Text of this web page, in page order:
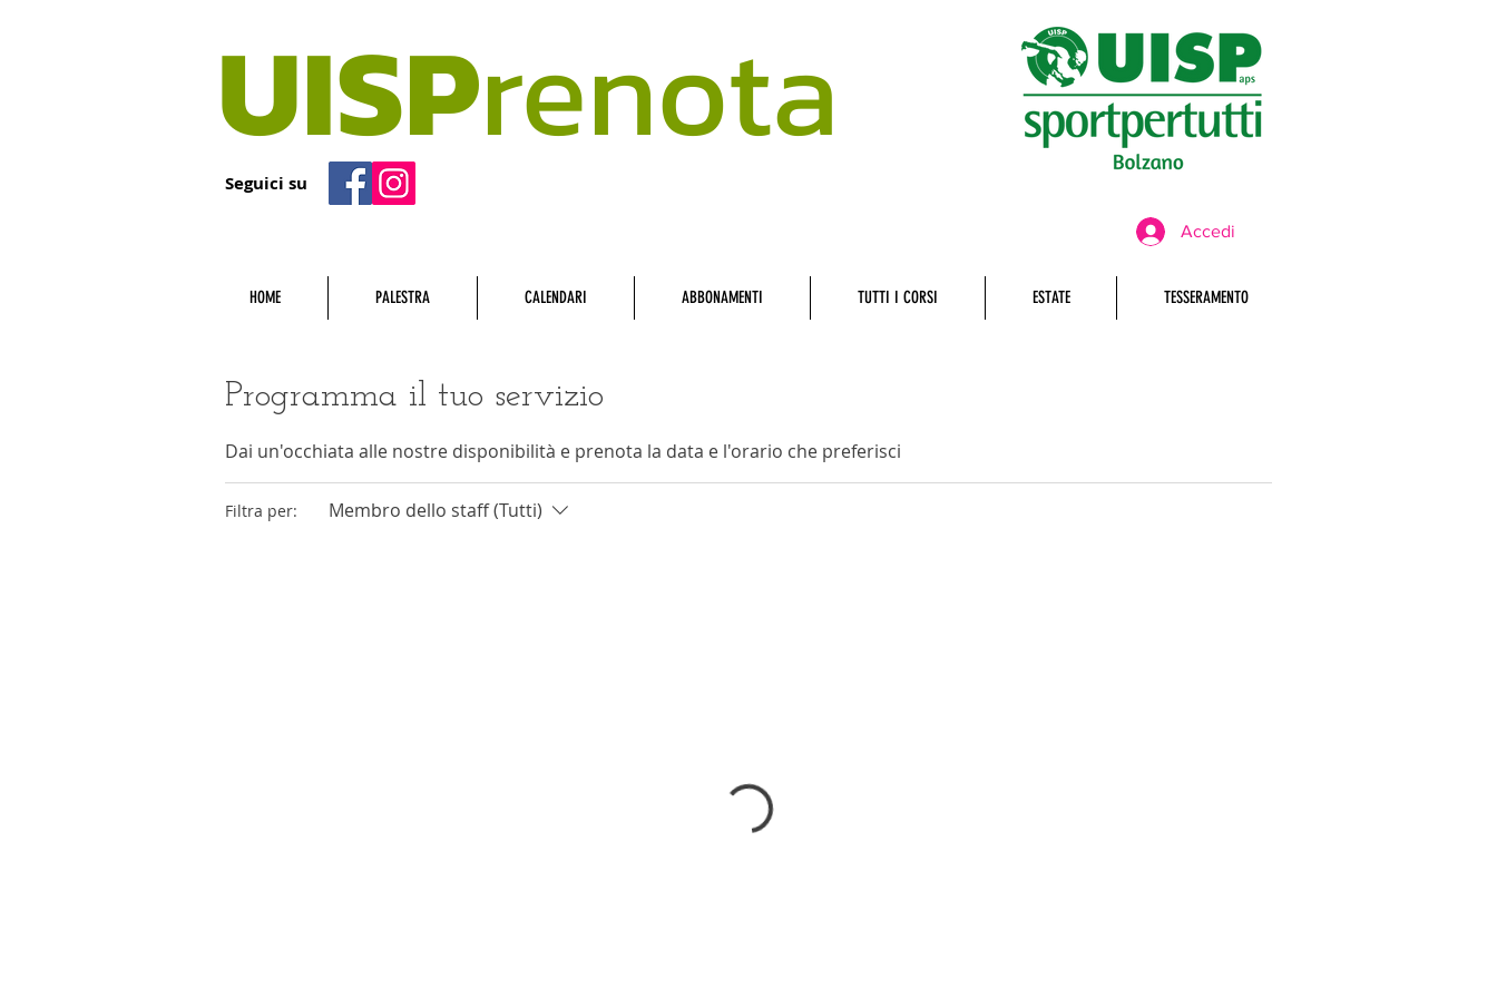
UISPrenota
Seguici su
Accedi
HOME PALESTRA CALENDARI ABBONAMENTI TUTTI I CORSI ESTATE TESSERAMENTO
Programma il tuo servizio
Dai un'occhiata alle nostre disponibilità e prenota la data e l'orario che preferisci
Filtra per: Membro dello staff (Tutti)